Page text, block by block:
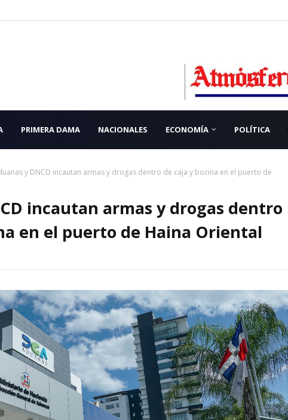
PRIMERA DAMA NACIONALES ECONOMÍA POLÍTICA
y DNCD incautan armas y drogas dentro de caja y bocina en el puerto de
incautan armas y drogas dentro
en el puerto de Haina Oriental